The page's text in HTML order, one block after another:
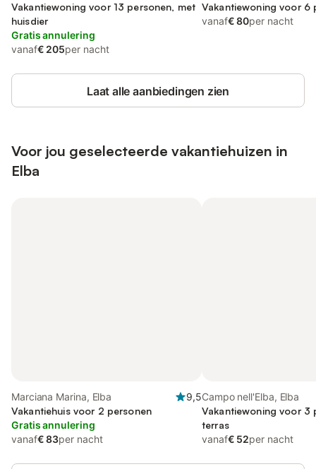
Vakantiewoning voor 13 personen, met
huisdier
Gratis annulering
vanaf€ 205per nacht
Vakantiewoning voor 6
vanaf€ 80per nacht
Laat alle aanbiedingen zien
Voor jou geselecteerde vakantiehuizen in
Elba
Marciana Marina, Elba
9,5
Vakantiehuis voor 2 personen
Gratis annulering
vanaf€ 83per nacht
Campo nell'Elba, Elba
Vakantiewoning voor 3
terras
vanaf€ 52per nacht